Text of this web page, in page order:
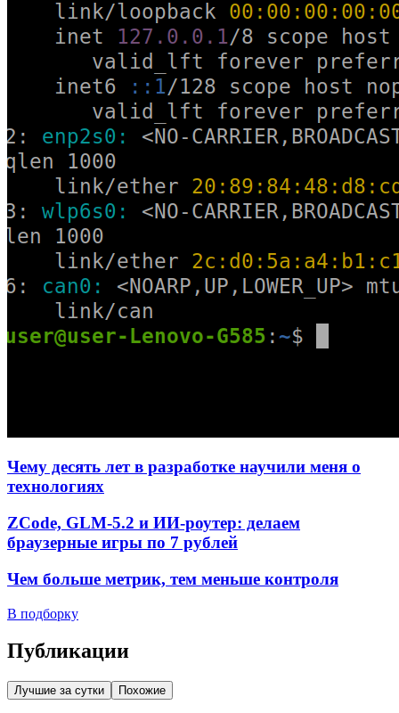
Чему десять лет в разработке научили меня о
технологиях
ZCode, GLM-5.2 и ИИ-роутер: делаем
браузерные игры по 7 рублей
Чем больше метрик, тем меньше контроля
В подборку
Публикации
Лучшие за сутки Похожие